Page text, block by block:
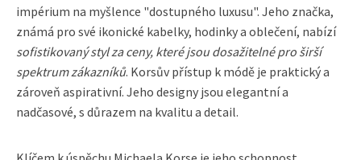
impérium na myšlence "dostupného luxusu". Jeho značka,
známá pro své ikonické kabelky, hodinky a oblečení, nabízí
sofistikovaný styl za ceny, které jsou dosažitelné pro širší
spektrum zákazníků. Korsův přístup k módě je praktický a
zároveň aspirativní. Jeho designy jsou elegantní a
nadčasové, s důrazem na kvalitu a detail.